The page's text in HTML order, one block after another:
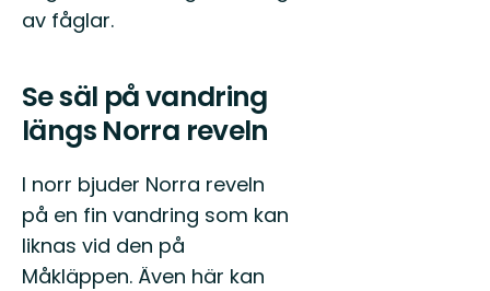
av fåglar.
Se säl på vandring
längs Norra reveln
I norr bjuder Norra reveln
på en fin vandring som kan
liknas vid den på
Måkläppen. Även här kan